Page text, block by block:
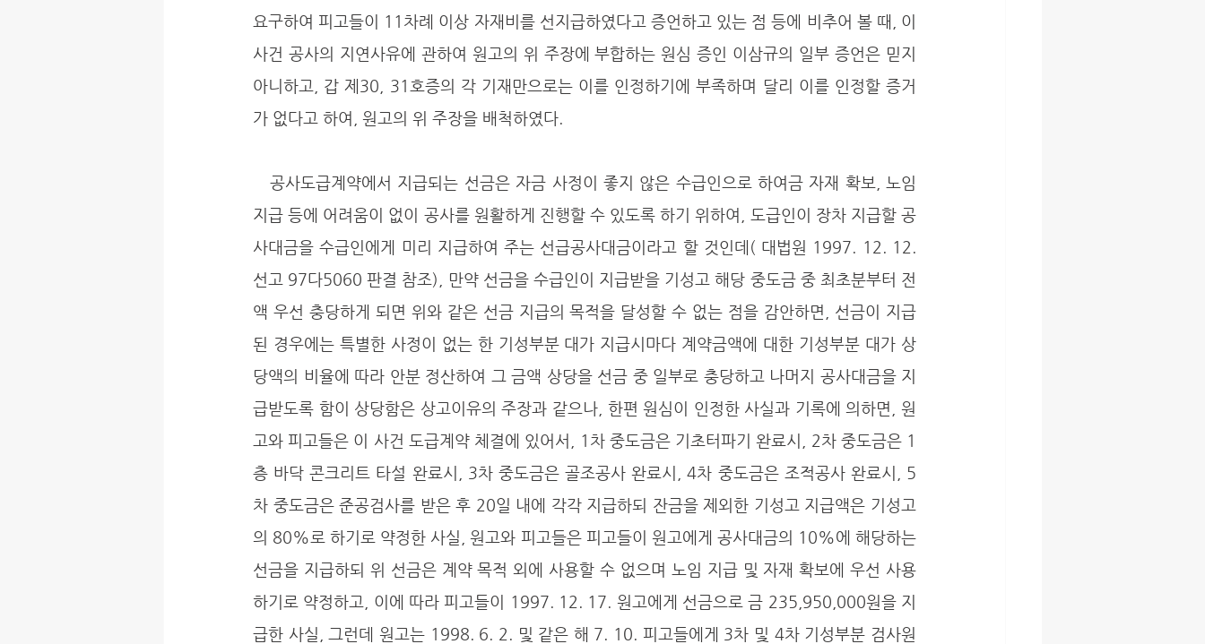
요구하여 피고들이 11차례 이상 자재비를 선지급하였다고 증언하고 있는 점 등에 비추어 볼 때, 이
사건 공사의 지연사유에 관하여 원고의 위 주장에 부합하는 원심 증인 이삼규의 일부 증언은 믿지
아니하고, 갑 제30, 31호증의 각 기재만으로는 이를 인정하기에 부족하며 달리 이를 인정할 증거
가 없다고 하여, 원고의 위 주장을 배척하였다.
   공사도급계약에서 지급되는 선금은 자금 사정이 좋지 않은 수급인으로 하여금 자재 확보, 노임
지급 등에 어려움이 없이 공사를 원활하게 진행할 수 있도록 하기 위하여, 도급인이 장차 지급할 공
사대금을 수급인에게 미리 지급하여 주는 선급공사대금이라고 할 것인데( 대법원 1997. 12. 12.
선고 97다5060 판결 참조), 만약 선금을 수급인이 지급받을 기성고 해당 중도금 중 최초분부터 전
액 우선 충당하게 되면 위와 같은 선금 지급의 목적을 달성할 수 없는 점을 감안하면, 선금이 지급
된 경우에는 특별한 사정이 없는 한 기성부분 대가 지급시마다 계약금액에 대한 기성부분 대가 상
당액의 비율에 따라 안분 정산하여 그 금액 상당을 선금 중 일부로 충당하고 나머지 공사대금을 지
급받도록 함이 상당함은 상고이유의 주장과 같으나, 한편 원심이 인정한 사실과 기록에 의하면, 원
고와 피고들은 이 사건 도급계약 체결에 있어서, 1차 중도금은 기초터파기 완료시, 2차 중도금은 1
층 바닥 콘크리트 타설 완료시, 3차 중도금은 골조공사 완료시, 4차 중도금은 조적공사 완료시, 5
차 중도금은 준공검사를 받은 후 20일 내에 각각 지급하되 잔금을 제외한 기성고 지급액은 기성고
의 80%로 하기로 약정한 사실, 원고와 피고들은 피고들이 원고에게 공사대금의 10%에 해당하는
선금을 지급하되 위 선금은 계약 목적 외에 사용할 수 없으며 노임 지급 및 자재 확보에 우선 사용
하기로 약정하고, 이에 따라 피고들이 1997. 12. 17. 원고에게 선금으로 금 235,950,000원을 지
급한 사실, 그런데 원고는 1998. 6. 2. 및 같은 해 7. 10. 피고들에게 3차 및 4차 기성부분 검사원